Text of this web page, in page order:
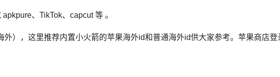
、TikTok、capcut 等 。
），这里推荐内置小火箭的苹果海外id和普通海外id供大家参考。 苹果商店登